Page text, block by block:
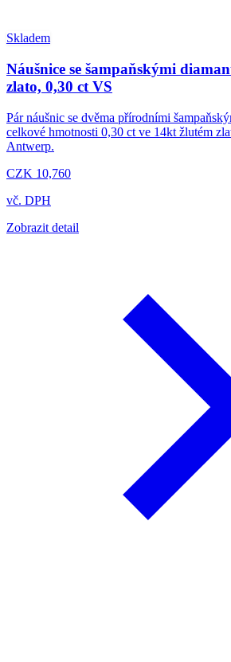
Skladem
Náušnice se šampaňskými
zlato, 0,30 ct VS
Pár náušnic se dvěma přírodními
celkové hmotnosti 0,30 ct ve 14kt žlutém
Antwerp.
CZK 10,760
vč. DPH
Zobrazit detail